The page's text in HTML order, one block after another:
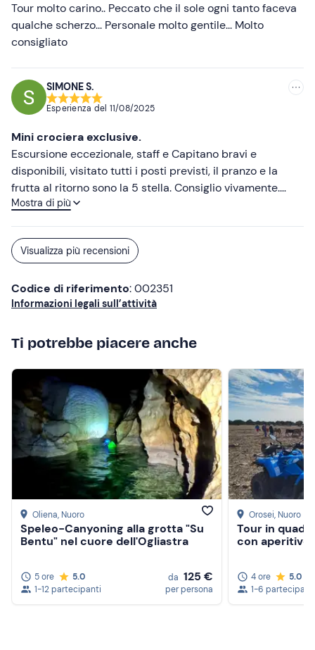
Tour molto carino.. Peccato che il sole ogni tanto faceva
qualche scherzo... Personale molto gentile... Molto
consigliato
SIMONE S.
Esperienza del 11/08/2025
Mini crociera exclusive.
Escursione eccezionale, staff e Capitano bravi e
disponibili, visitato tutti i posti previsti, il pranzo e la
frutta al ritorno sono la 5 stella. Consiglio vivamente.
Abbiamo fatto la CROCIERA EXCLUSIVE.
Mostra di più
Visualizza più recensioni
Codice di riferimento: 002351
Informazioni legali sull’attività
Ti potrebbe piacere anche
Oliena, Nuoro
Speleo-Canyoning alla grotta "Su
Bentu" nel cuore dell'Ogliastra
5 ore
5.0
1-12 partecipanti
da 125 €
per persona
Orosei, Nuoro
Tour in quad
con aperitivo
4 ore
5.0
1-6 partecipanti